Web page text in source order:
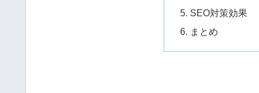
SEO対策効果
まとめ